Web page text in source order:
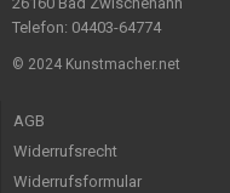
Telefon: 04403-64774
© 2024 Kunstmacher.net
AGB
Widerrufsrecht
Widerrufsformular